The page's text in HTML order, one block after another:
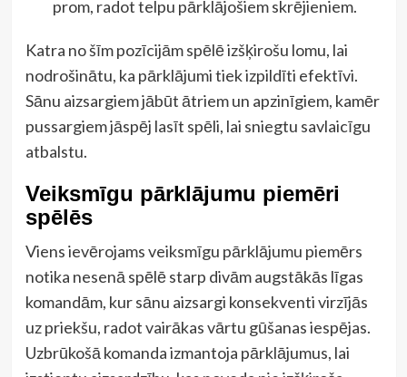
prom, radot telpu pārklājošiem skrējieniem.
Katra no šīm pozīcijām spēlē izšķirošu lomu, lai
nodrošinātu, ka pārklājumi tiek izpildīti efektīvi.
Sānu aizsargiem jābūt ātriem un apzinīgiem, kamēr
pussargiem jāspēj lasīt spēli, lai sniegtu savlaicīgu
atbalstu.
Veiksmīgu pārklājumu piemēri
spēlēs
Viens ievērojams veiksmīgu pārklājumu piemērs
notika nesenā spēlē starp divām augstākās līgas
komandām, kur sānu aizsargi konsekventi virzījās
uz priekšu, radot vairākas vārtu gūšanas iespējas.
Uzbrūkošā komanda izmantoja pārklājumus, lai